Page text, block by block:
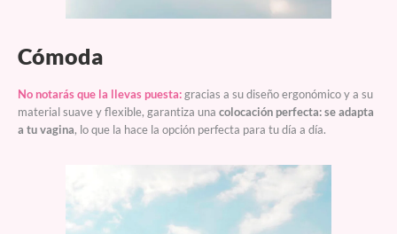
Cómoda
No notarás que la llevas puesta:gracias a su diseño ergonómico y a su
material suave y flexible, garantiza una colocación perfecta: se adapta
a tu vagina, lo que la hace la opción perfecta para tu día a día.